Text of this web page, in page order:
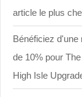
article le plus
Bénéficiez d'une
de 10% pour
High Isle